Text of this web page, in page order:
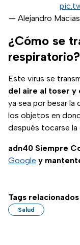
— Alejandro
¿Cómo se
respiratorio?
Este virus se
del aire al toser
ya sea por besar la
los objetos en
después tocarse la
adn40 Siempre
Google y
Tags relacionados
Salud